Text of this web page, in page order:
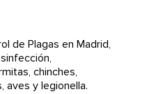
de Plagas en Madrid,
chinches,
aves y legionella.